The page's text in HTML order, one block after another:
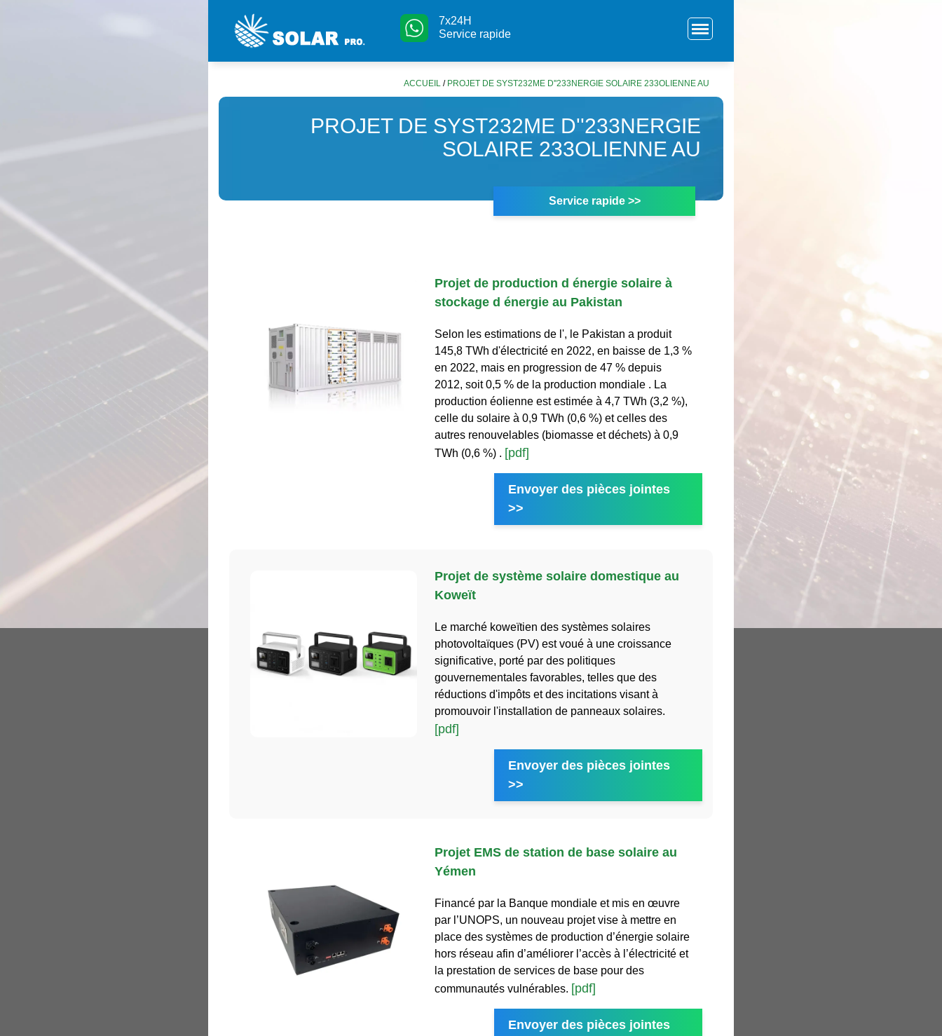
7x24H
Service rapide
ACCUEIL / PROJET DE SYST232ME D''233NERGIE SOLAIRE 233OLIENNE AU
PROJET DE SYST232ME D''233NERGIE
SOLAIRE 233OLIENNE AU
Service rapide >>
Projet de production d énergie solaire à
stockage d énergie au Pakistan
Selon les estimations de l', le Pakistan a produit
145,8 TWh d'électricité en 2022, en baisse de 1,3 %
en 2022, mais en progression de 47 % depuis
2012, soit 0,5 % de la production mondiale . La
production éolienne est estimée à 4,7 TWh (3,2 %),
celle du solaire à 0,9 TWh (0,6 %) et celles des
autres renouvelables (biomasse et déchets) à 0,9
TWh (0,6 %) . [pdf]
Envoyer des pièces jointes
>>
Projet de système solaire domestique au
Koweït
Le marché koweïtien des systèmes solaires
photovoltaïques (PV) est voué à une croissance
significative, porté par des politiques
gouvernementales favorables, telles que des
réductions d'impôts et des incitations visant à
promouvoir l'installation de panneaux solaires.
[pdf]
Envoyer des pièces jointes
>>
Projet EMS de station de base solaire au
Yémen
Financé par la Banque mondiale et mis en œuvre
par l’UNOPS, un nouveau projet vise à mettre en
place des systèmes de production d’énergie solaire
hors réseau afin d’améliorer l’accès à l’électricité et
la prestation de services de base pour des
communautés vulnérables. [pdf]
Envoyer des pièces jointes